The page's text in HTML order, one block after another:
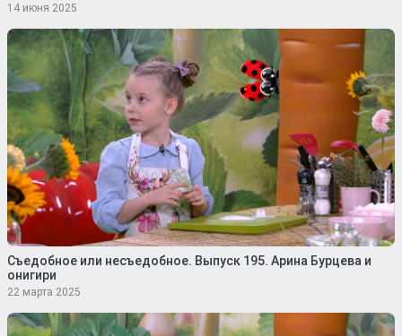
14 июня 2025
Съедобное или несъедобное. Выпуск 195. Арина Бурцева и
онигири
22 марта 2025